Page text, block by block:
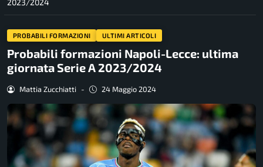
2023/2024
PROBABILI FORMAZIONI ULTIMI ARTICOLI
Probabili formazioni Napoli-Lecce: ultima
giornata Serie A 2023/2024
Mattia Zucchiatti - 24 Maggio 2024